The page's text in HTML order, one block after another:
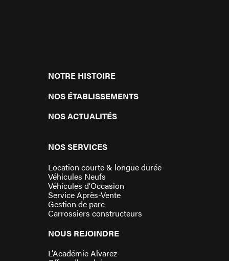
NOTRE HISTOIRE
NOS ÉTABLISSEMENTS
NOS ACTUALITÉS
NOS SERVICES
Location courte & longue durée
Véhicules Neufs
Véhicules d’Occasion
Service Après-Vente
Gestion de parc
Carrossiers constructeurs
NOUS REJOINDRE
L’Académie Alvarez